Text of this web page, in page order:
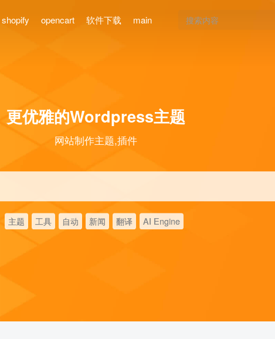
shopify opencart 软件下载 main
更优雅的Wordpress主题
网站制作主题,插件
主题 工具 自动 新闻 翻译 AI Engine